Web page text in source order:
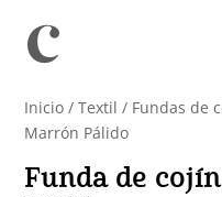
Inicio /Textil / Fundas de
Marrón Pálido
Funda de